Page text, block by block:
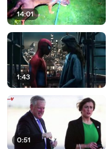
14:01
1:43
0:51